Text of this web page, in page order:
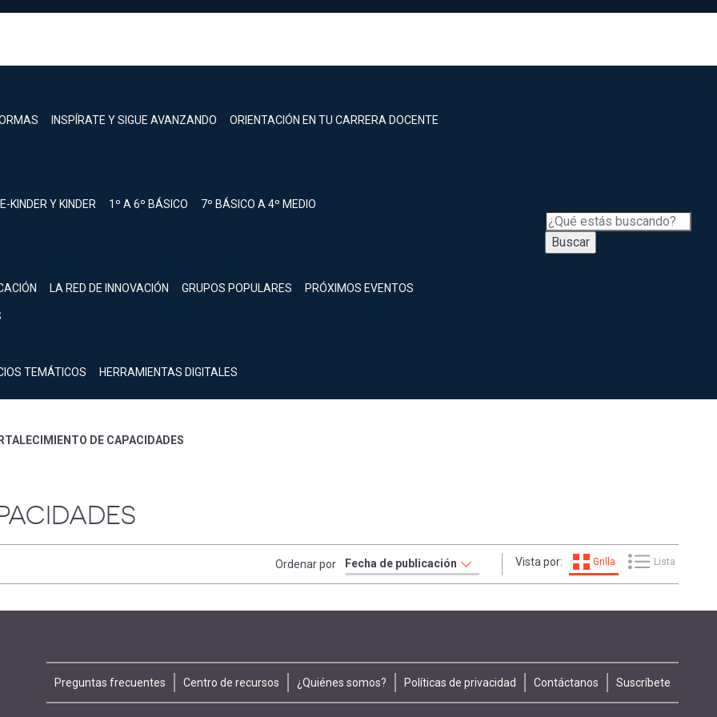
INSPÍRATE Y SIGUE AVANZANDO ORIENTACIÓN EN TU CARRERA DOCENTE
KINDER Y KINDER 1º A 6º BÁSICO 7º BÁSICO A 4º MEDIO
LA RED DE INNOVACIÓN GRUPOS POPULARES PRÓXIMOS EVENTOS
TEMÁTICOS HERRAMIENTAS DIGITALES
Buscar
DE CAPACIDADES
Ordenar por Vista por: Grilla Lista
Footer
Preguntas frecuentes Centro de recursos ¿Quiénes somos? Políticas de privacidad Contáctanos Suscríbete
Inicia sesión.